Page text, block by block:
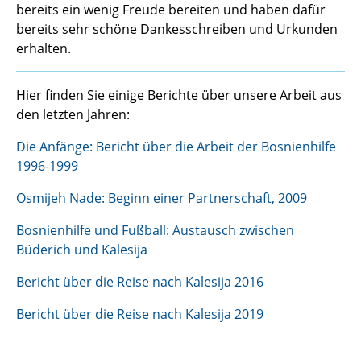
bereits ein wenig Freude bereiten und haben dafür
bereits sehr schöne Dankesschreiben und Urkunden
erhalten.
Hier finden Sie einige Berichte über unsere Arbeit aus
den letzten Jahren:
Die Anfänge: Bericht über die Arbeit der Bosnienhilfe
1996-1999
Osmijeh Nade: Beginn einer Partnerschaft, 2009
Bosnienhilfe und Fußball: Austausch zwischen
Büderich und Kalesija
Bericht über die Reise nach Kalesija 2016
Bericht über die Reise nach Kalesija 2019